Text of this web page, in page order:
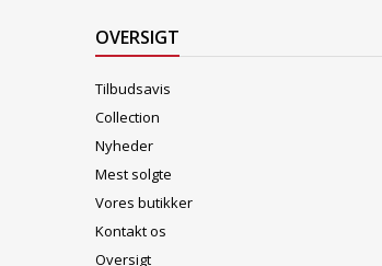
OVERSIGT
Tilbudsavis
Collection
Nyheder
Mest solgte
Vores butikker
Kontakt os
Oversigt